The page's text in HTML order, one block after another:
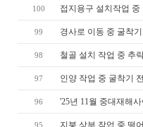
100 접지용구 설치작업 중
99 경사로 이동 중 굴착
98 철골 설치 작업 중 추
97 인양 작업 중 굴착기
96 '25년 11월 중대재해
95 지붕 상부 작업 중 떨